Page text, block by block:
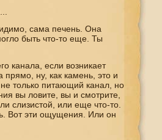
сама печень. Она
быть что-то еще. Ты
канала, если возникает
прямо, ну, как камень, это и
только питающий канал, но
вы ловите, вы и смотрите,
слизистой, или еще что-то.
Вот эти ощущения. Или он